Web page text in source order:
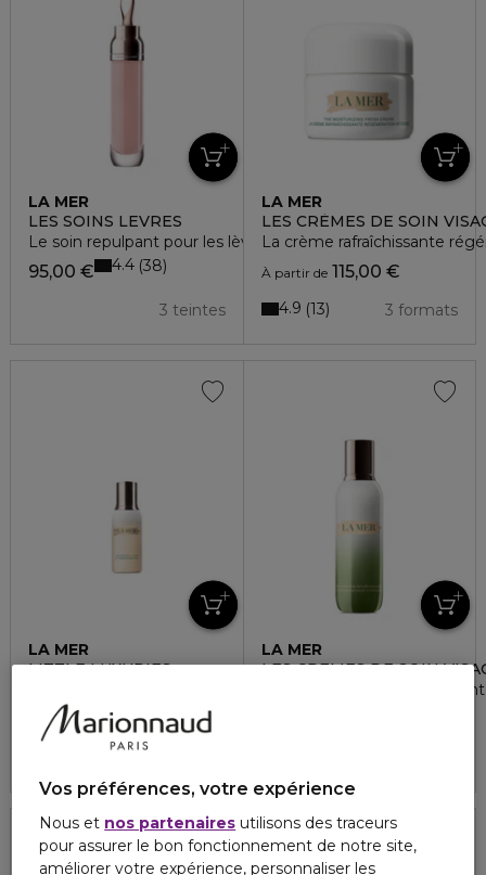
LA MER
LES SOINS LEVRES
Le soin repulpant pour les lèvres
95,00 €
3 teintes
4.4 38
LA MER
LES CRÈMES DE SOIN
La crème rafraîchissante
À partir de115,00 €
3 formats
4.9 13
LA MER
LITTLE LUXURIES
À partir de80,00 € 8
LA MER
LES CREMES DE SOIN
L'émulsion-infusion
Vos préférences, votre expérience
Nous et nos partenaires utilisons des traceurs
pour assurer le bon fonctionnement de notre site,
améliorer votre expérience, personnaliser les